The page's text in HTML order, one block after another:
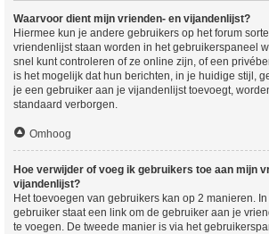
Waarvoor dient mijn vrienden- en vijandenlijst?
Hiermee kun je andere gebruikers op het forum
vriendenlijst staan worden in het gebruikerspaneel
snel kunt controleren of ze online zijn, of een
is het mogelijk dat hun berichten, in je huidige stijl,
je een gebruiker aan je vijandenlijst toevoegt,
standaard verborgen.
Omhoog
Hoe verwijder of voeg ik gebruikers toe aan mijn
vijandenlijst?
Het toevoegen van gebruikers kan op 2 manieren.
gebruiker staat een link om de gebruiker aan je
te voegen. De tweede manier is via het